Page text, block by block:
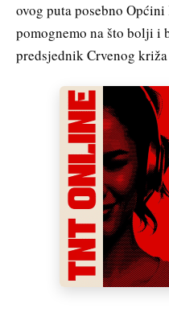
ovog puta posebno
pomognemo na što bolji i
predsjednik Crvenog